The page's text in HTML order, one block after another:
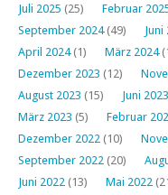
Juli 2025 (25) Februar
September 2024(49) Juni
April 2024(1) März 2024
Dezember 2023 (12)
August 2023 (15) Juni 2023
März 2023 (5) Februar
Dezember 2022 (10)
September 2022 (20)
Juni 2022 (13) Mai 2022